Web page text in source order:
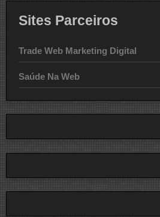
Sites Parceiros
Trade Web Marketing Digital
Saúde Na Web